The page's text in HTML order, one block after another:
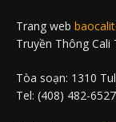
Trang web
Truyền Thông Cali
Tòa soạn: 1310
Tel: (408) 482-